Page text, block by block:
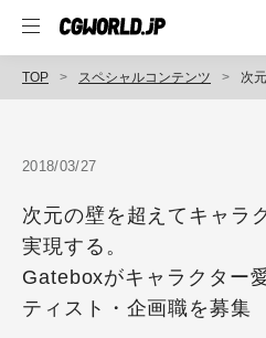
TOP スペシャルコンテンツ 次元の壁を
2018/03/27
次元の壁を超えてキャラ
実現する。
Gateboxがキャラクター
ティスト・企画職を募集